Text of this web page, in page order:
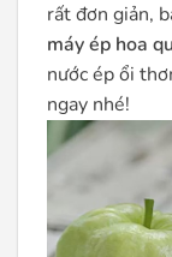
rất đơn giản,
máy ép hoa
nước ép ổi
ngay nhé!